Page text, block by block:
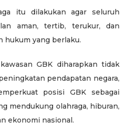
itu dilakukan agar seluruh
aman, tertib, terukur, dan
hukum yang berlaku.
GBK diharapkan tidak
pendapatan negara,
posisi GBK sebagai
mendukung olahraga, hiburan,
ekonomi nasional.